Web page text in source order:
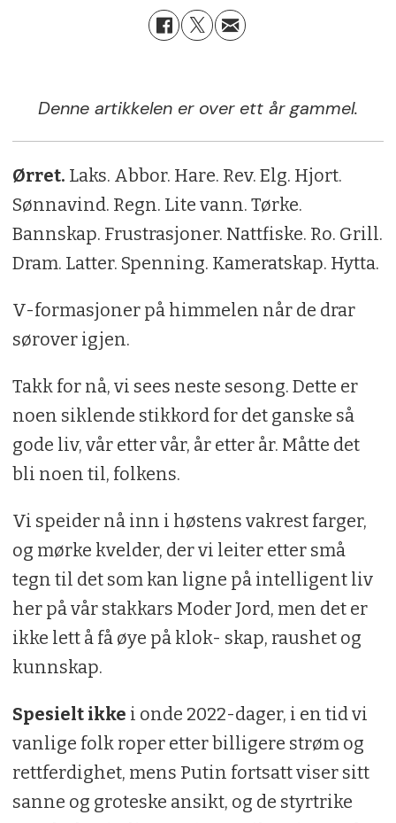
Denne artikkelen er over ett år gammel.
Ørret. Laks. Abbor. Hare. Rev. Elg. Hjort.
Sønnavind. Regn. Lite vann. Tørke.
Bannskap. Frustrasjoner. Nattfiske. Ro. Grill.
Dram. Latter. Spenning. Kameratskap. Hytta.
V-formasjoner på himmelen når de drar
sørover igjen.
Takk for nå, vi sees neste sesong. Dette er
noen siklende stikkord for det ganske så
gode liv, vår etter vår, år etter år. Måtte det
bli noen til, folkens.
Vi speider nå inn i høstens vakrest farger,
og mørke kvelder, der vi leiter etter små
tegn til det som kan ligne på intelligent liv
her på vår stakkars Moder Jord, men det er
ikke lett å få øye på klok- skap, raushet og
kunnskap.
Spesielt ikke i onde 2022-dager, i en tid vi
vanlige folk roper etter billigere strøm og
rettferdighet, mens Putin fortsatt viser sitt
sanne og groteske ansikt, og de styrtrike